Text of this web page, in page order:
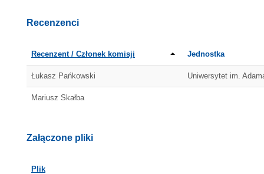
Recenzenci
Recenzent / Członek komisji Jednostka
Łukasz Pańkowski Uniwersytet im.
Mariusz Skałba
Załączone pliki
Plik